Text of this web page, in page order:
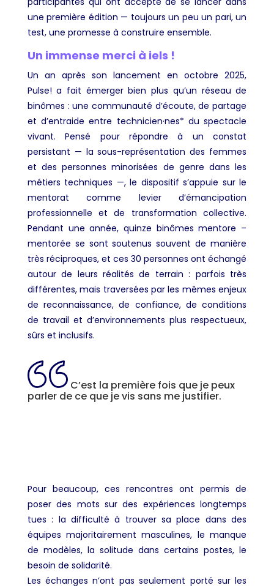
une première édition — toujours un peu un pari, un
test, une promesse à construire ensemble.
Un immense merci à iels !
Un an après son lancement en octobre 2025,
Pulse! a fait émerger bien plus qu’un réseau de
binômes : une communauté d’écoute, de partage
et d’entraide entre technicien·nes* du spectacle
vivant. Pensé pour répondre à un constat
persistant — la sous-représentation des femmes
et des personnes minorisées de genre dans les
métiers techniques —, le dispositif s’appuie sur le
mentorat comme levier d’émancipation
professionnelle et de transformation collective.
Pendant une année, quinze binômes mentore –
mentorée se sont soutenus souvent de manière
très réciproques, et ces 30 personnes ont échangé
autour de leurs réalités de terrain : parfois très
différentes, mais traversées par les mêmes enjeux
de reconnaissance, de confiance, de conditions
de travail et d’environnements plus respectueux,
sûrs et inclusifs.
C’est la première fois que je peux
parler de ce que je vis sans me justifier.
Pour beaucoup, ces rencontres ont permis de
poser des mots sur des expériences longtemps
tues : la difficulté à trouver sa place dans des
équipes majoritairement masculines, le manque
de modèles, la solitude dans certains postes, le
besoin de solidarité.
Les échanges n’ont pas seulement porté sur les